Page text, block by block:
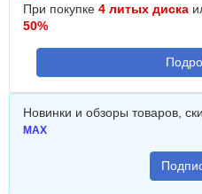
При покупке 4 литых диска
50%
Новинки и обзоры товаров,
MAX